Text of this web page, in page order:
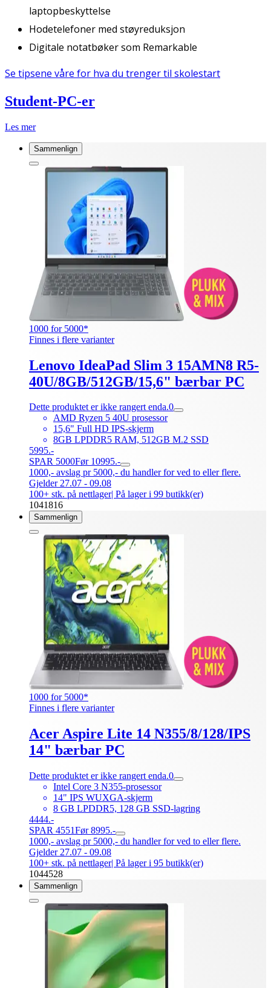
laptopbeskyttelse
Hodetelefoner med støyreduksjon
Digitale notatbøker som Remarkable
Se tipsene våre for hva du trenger til skolestart
Student-PC-er
Les mer
Sammenlign
1000 for 5000*
Finnes i flere varianter
Lenovo IdeaPad Slim 3 15AMN8 R5-
40U/8GB/512GB/15,6" bærbar PC
Dette produktet er ikke rangert enda.0
AMD Ryzen 5 40U prosessor
15,6" Full HD IPS-skjerm
8GB LPDDR5 RAM, 512GB M.2 SSD
5995.-
SPAR 5000Før 10995.-
1000,- avslag pr 5000,- du handler for ved to eller flere.
Gjelder 27.07 - 09.08
100+ stk. på nettlager| På lager i 99 butikk(er)
1041816
Sammenlign
1000 for 5000*
Finnes i flere varianter
Acer Aspire Lite 14 N355/8/128/IPS
14" bærbar PC
Dette produktet er ikke rangert enda.0
Intel Core 3 N355-prosessor
14" IPS WUXGA-skjerm
8 GB LPDDR5, 128 GB SSD-lagring
4444.-
SPAR 4551Før 8995.-
1000,- avslag pr 5000,- du handler for ved to eller flere.
Gjelder 27.07 - 09.08
100+ stk. på nettlager| På lager i 95 butikk(er)
1044528
Sammenlign